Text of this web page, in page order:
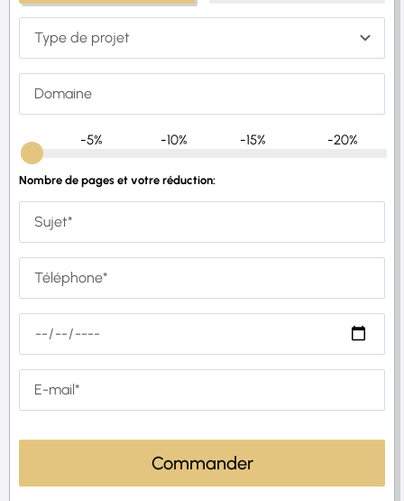
-5% -10% -15% -20%
Nombre de pages et votre réduction:
Commander